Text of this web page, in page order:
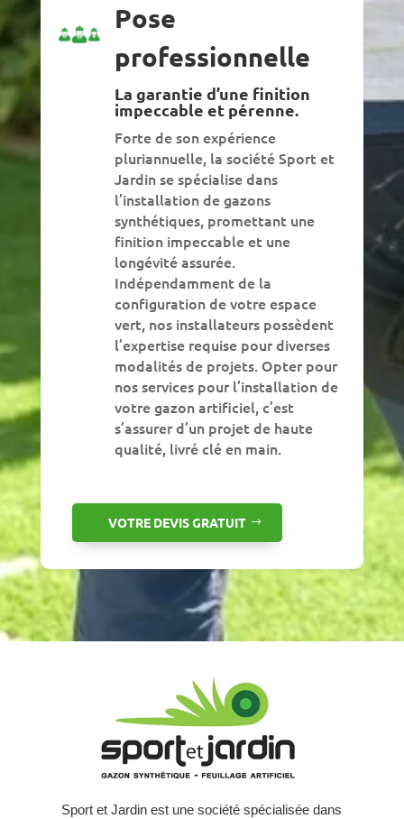
Pose
professionnelle
La garantie d’une finition
impeccable et pérenne.
Forte de son expérience
pluriannuelle, la société Sport et
Jardin se spécialise dans
l’installation de gazons
synthétiques, promettant une
finition impeccable et une
longévité assurée.
Indépendamment de la
configuration de votre espace
vert, nos installateurs possèdent
l’expertise requise pour diverses
modalités de projets. Opter pour
nos services pour l’installation de
votre gazon artificiel, c’est
s’assurer d’un projet de haute
qualité, livré clé en main.
VOTRE DEVIS GRATUIT
Sport et Jardin est une société spécialisée dans